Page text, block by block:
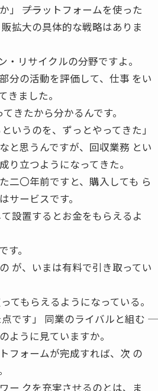
」 ――プラットフォームを使った
拡大の具体的な戦略はありま
・リサイクルの分野ですよ。
分の活動を評価して、仕事 をい
きました。
きたから分かるんです。
いうのを、ずっとやってきた」
と思うんですが、回収業務 とい
り立つようになってきた。
二〇年前ですと、購入しても ら
サービスです。
設置するとお金をもらえるよ
。
が、いまは有料で引き取ってい
てもらえるようになっている。
です」 同業のライバルと組む ――
ように見ていますか。
フォームが完成すれば、次 の
ー クを充実させるのとは、ま